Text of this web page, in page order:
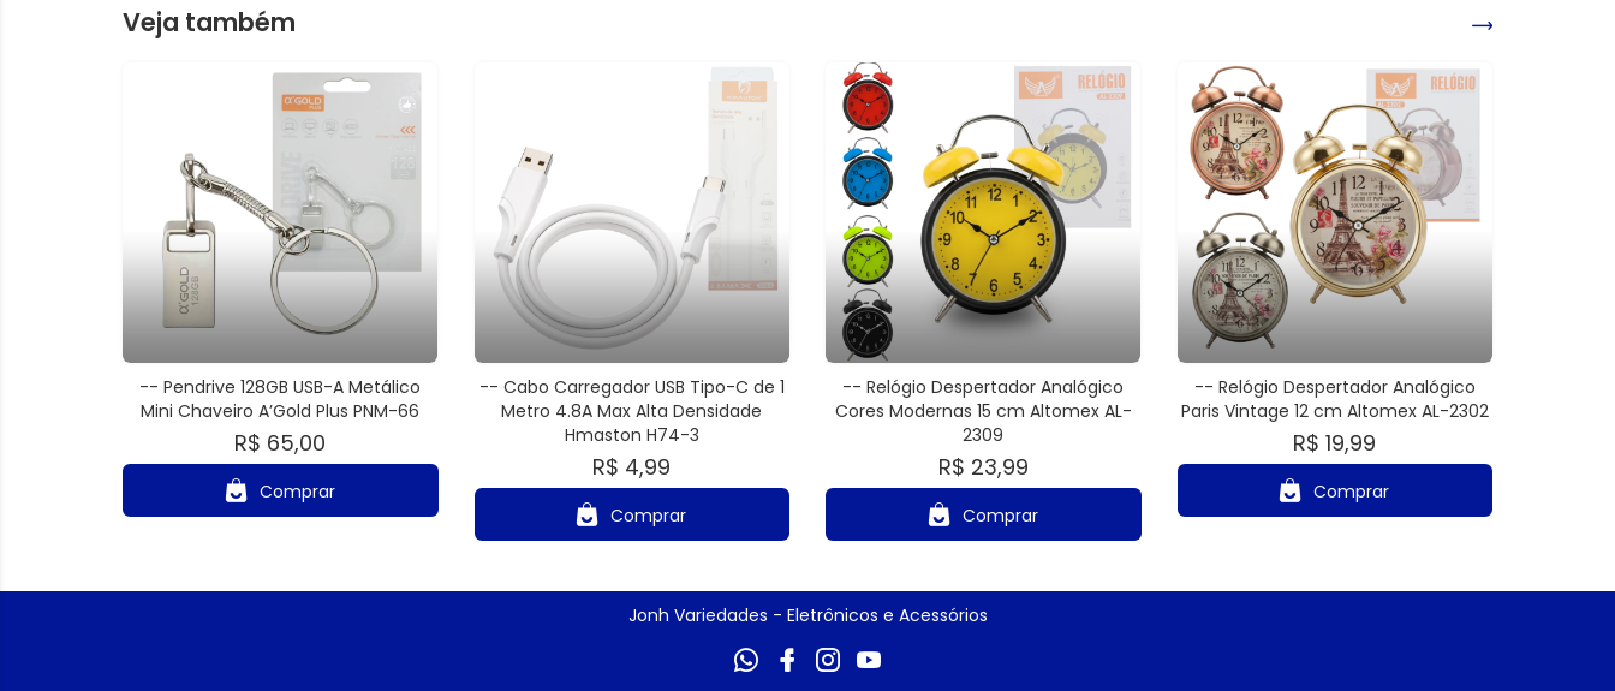
Veja também
-- Pendrive 128GB USB-A Metálico
Mini Chaveiro A’Gold Plus PNM-66
R$ 65,00
Comprar
-- Cabo Carregador USB Tipo-C de 1
Metro 4.8A Max Alta Densidade
Hmaston H74-3
R$ 4,99
Comprar
-- Relógio Despertador Analógico
Cores Modernas 15 cm Altomex AL-
2309
R$ 23,99
Comprar
-- Relógio Despertador Analógico
Paris Vintage 12 cm Altomex AL-2302
R$ 19,99
Comprar
Jonh Variedades - Eletrônicos e Acessórios